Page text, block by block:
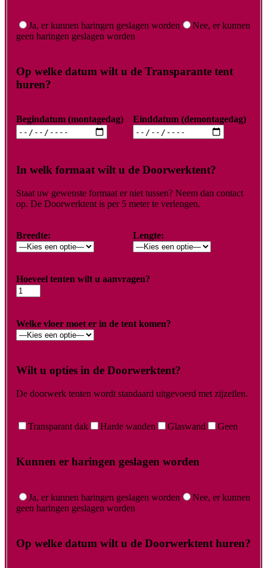
Ja, er kunnen haringen geslagen worden
Nee, er kunnen
geen haringen geslagen worden
Op welke datum wilt u de Transparante tent
huren?
Begindatum (montagedag) Einddatum (demontagedag)
In welk formaat wilt u de Doorwerktent?
Staat uw gewenste formaat er niet tussen? Neem dan contact
op. De Doorwerktent is per 5 meter te verlengen.
Breedte: Lengte:
Hoeveel tenten wilt u aanvragen?
Welke vloer moet er in de tent komen?
Wilt u opties in de Doorwerktent?
De doorwerk tenten wordt standaard uitgevoerd met zijzeilen.
Transparant dak Harde wanden Glaswand Geen
Kunnen er haringen geslagen worden
Ja, er kunnen haringen geslagen worden
Nee, er kunnen
geen haringen geslagen worden
Op welke datum wilt u de Doorwerktent huren?